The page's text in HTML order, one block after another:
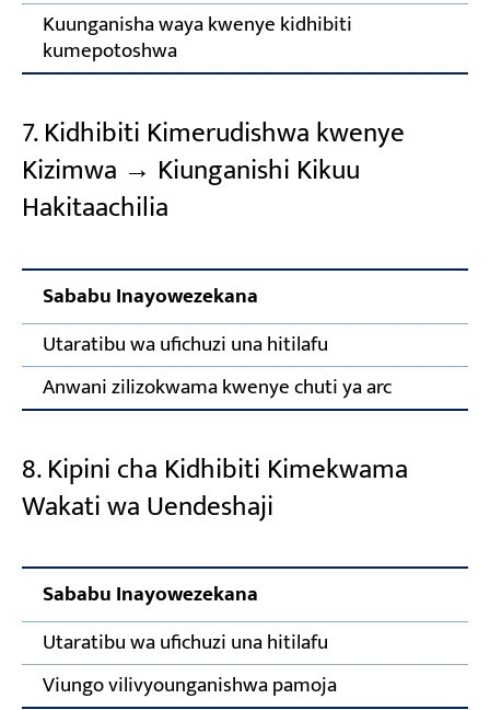
Kuunganisha waya kwenye kidhibiti
kumepotoshwa
7. Kidhibiti Kimerudishwa kwenye
Kizimwa → Kiunganishi Kikuu
Hakitaachilia
Sababu Inayowezekana
Utaratibu wa ufichuzi una hitilafu
Anwani zilizokwama kwenye chuti ya arc
8. Kipini cha Kidhibiti Kimekwama
Wakati wa Uendeshaji
Sababu Inayowezekana
Utaratibu wa ufichuzi una hitilafu
Viungo vilivyounganishwa pamoja